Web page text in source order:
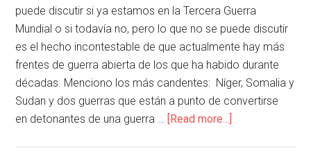
puede discutir si ya estamos en la Tercera Guerra
Mundial o si todavía no, pero lo que no se puede discutir
es el hecho incontestable de que actualmente hay más
frentes de guerra abierta de los que ha habido durante
décadas. Menciono los más candentes: Níger, Somalia y
Sudan y dos guerras que están a punto de convertirse
en detonantes de una guerra … [Read more...]